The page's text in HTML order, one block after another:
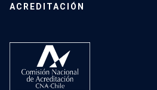
ACREDITACIÓN